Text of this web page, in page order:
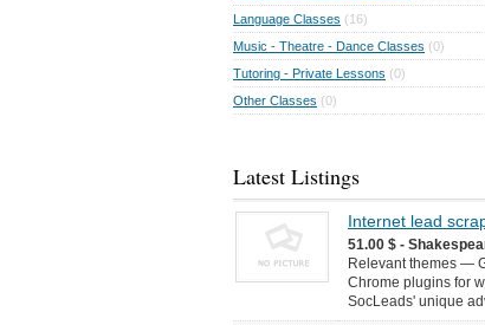
Language Classes (16)
Music - Theatre - Dance Classes (0)
Tutoring - Private Lessons (0)
Other Classes (0)
Latest Listings
Internet lead
51.00 $ -
Relevant themes —
Chrome plugins for
SocLeads' unique